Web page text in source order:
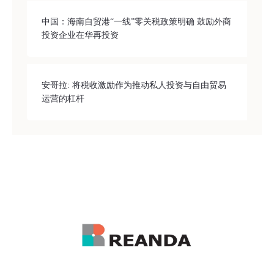
中国：海南自贸港“一线”零关税政策明确 鼓励外商
投资企业在华再投资
安哥拉: 将税收激励作为推动私人投资与自由贸易
运营的杠杆